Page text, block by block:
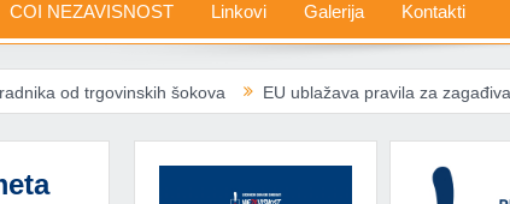
COI NEZAVISNOST Linkovi Galerija Kontakti
šokova EU ublažava pravila za zagađivače,